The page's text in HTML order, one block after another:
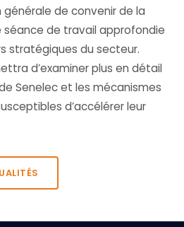
de convenir de la
séance de travail approfondie
stratégiques du secteur.
d’examiner plus en détail
Senelec et les mécanismes
d’accélérer leur